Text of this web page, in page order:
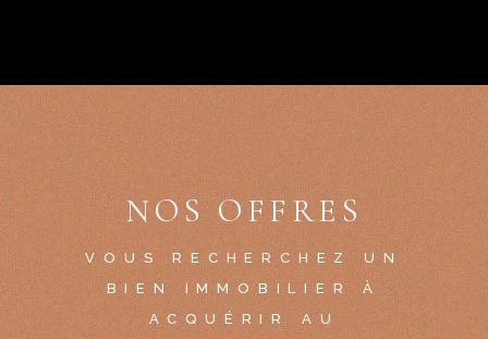
NOS OFFRES
VOUS RECHERCHEZ UN
BIEN IMMOBILIER À
ACQUÉRIR AU